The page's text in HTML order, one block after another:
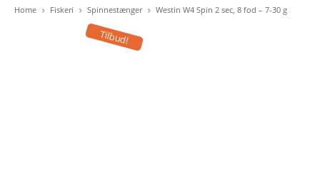
Home Fiskeri Spinnestænger Westin W4 Spin 2 sec, 8 fod – 7-30 g
Tilbud!